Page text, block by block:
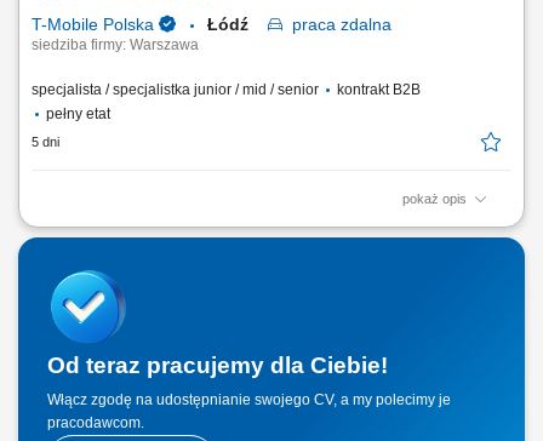
T-Mobile Polska Łódź praca zdalna
siedziba firmy: Warszawa
specjalista / specjalistka junior / mid / senior
kontrakt B2B
pełny etat
5 dni
pokaż opis
Zadania, które na Ciebie czekają: Aktywne pozyskiwanie nowych
odpowiedzialnych za decyzje zakupowe; Prowadzenie rozmów
handlowych, spotkań oraz negocjacji z klientami; Identyfikacja potrzeb
biznesowych klienta i przygotowanie...
Od teraz pracujemy dla Ciebie!
Włącz zgodę na udostępnianie swojego CV, a my polecimy je
pracodawcom.